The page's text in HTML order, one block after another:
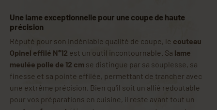
Une lame exceptionnelle pour une coupe de haute
précision
Réputé pour son indéniable qualité de coupe, le couteau
Opinel effilé N°12 est un outil incontournable. Sa lame
meulée polie de 12 cm se distingue par sa souplesse, sa
finesse et sa pointe effilée, permettant de trancher avec
une extrême précision. Bien qu'il soit un allié redoutable
pour vos préparations en cuisine, il reste avant tout un